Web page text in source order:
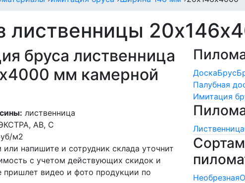
лиственницы
бруса лиственница
мм камерной
лиственница
АВ, С
м2
или напишите и сотрудник склада уточнит
с учетом действующих скидок и
пришлет видео и фото продукции по
ДоскаБрус
Палубная
Имитация
Лиственница
Необрезная